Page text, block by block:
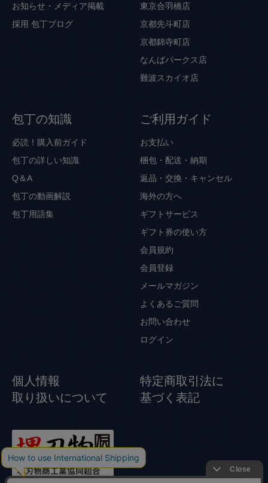
お知らせ・メディア掲載
採用 包丁ブログ
東京合羽橋店
京都先斗町店
京都錦寺町店
なんばパークス店
難波スカイオ店
包丁の知識
必読！購入前ガイド
包丁の詳しい知識
Q＆A
包丁の動画解説
包丁用語集
ご利用ガイド
お支払い
梱包・配送・納期
返品・交換・キャンセル
海外の方へ
ギフトサービス
ギフト券の使い方
会員規約
会員登録
メールマガジン
よくあるご質問
お問い合わせ
ログイン
個人情報
取り扱いについて
特定商取引法に
基づく表記